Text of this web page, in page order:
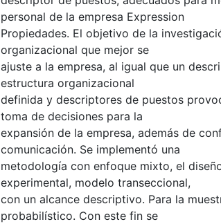
personal de la empresa Expression
Propiedades. El objetivo de la
organizacional que mejor se
ajuste a la empresa, al igual que un
estructura organizacional
definida y descriptores de puestos
toma de decisiones para la
expansión de la empresa, además de
comunicación. Se implementó una
metodología con enfoque mixto, el
experimental, modelo transeccional,
con un alcance descriptivo. Para la
probabilístico. Con este fin se